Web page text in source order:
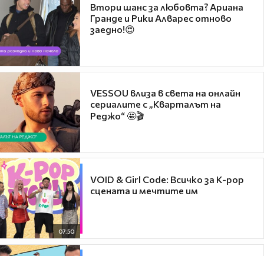
Втори шанс за любовта? Ариана
Гранде и Рики Алварес отново
заедно!😍
VESSOU влиза в света на онлайн
сериалите с „Кварталът на
Реджо“ 🤩🎬
07:50
VOID & Girl Code: Всичко за K-pop
сцената и мечтите им